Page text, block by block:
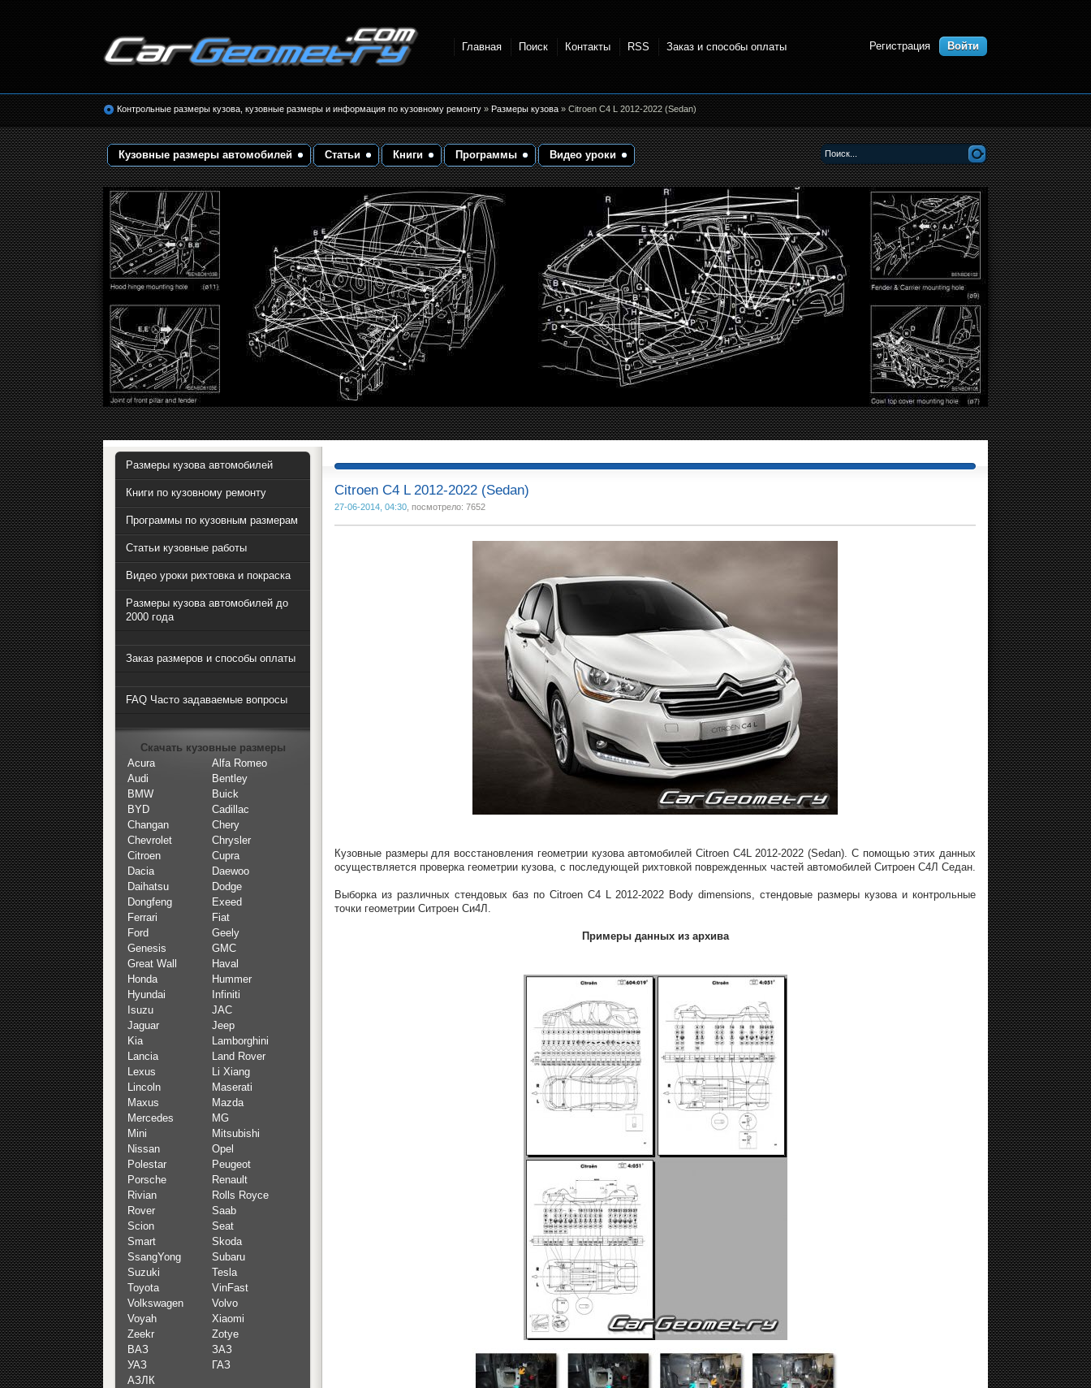
кузовные размеры. Геометрия кузова
Главная Поиск Контакты RSS Заказ и способы оплаты Регистрация Войти
Контрольные размеры кузова, кузовные размеры и информация по кузовному ремонту»Размеры кузова» Citroen C4 L 2012-2022 (Sedan)
Кузовные размеры автомобилей Статьи Книги Программы Видео уроки
Citroen C4 L 2012-2022 (Sedan)
27-06-2014, 04:30, посмотрело: 7652
Кузовные размеры для восстановления геометрии кузова автомобилей Citroen C4L 2012-2022 (Sedan). С помощью этих данных
осуществляется проверка геометрии кузова, с последующей рихтовкой поврежденных частей автомобилей Ситроен С4Л Седан.
Выборка из различных стендовых баз по Citroen C4 L 2012-2022 Body dimensions, стендовые размеры кузова и контрольные
точки геометрии Ситроен Си4Л.
Примеры данных из архива
Размеры кузова автомобилей
Книги по кузовному ремонту
Программы по кузовным размерам
Статьи кузовные работы
Видео уроки рихтовка и покраска
Размеры кузова автомобилей до
2000 года
Заказ размеров и способы оплаты
FAQ Часто задаваемые вопросы
Скачать кузовные размеры
Acura
Alfa Romeo
Audi
Bentley
BMW
Buick
BYD
Cadillac
Changan
Chery
Chevrolet
Chrysler
Citroen
Cupra
Dacia
Daewoo
Daihatsu
Dodge
Dongfeng
Exeed
Ferrari
Fiat
Ford
Geely
Genesis
GMC
Great Wall
Haval
Honda
Hummer
Hyundai
Infiniti
Isuzu
JAC
Jaguar
Jeep
Kia
Lamborghini
Lancia
Land Rover
Lexus
Li Xiang
Lincoln
Maserati
Maxus
Mazda
Mercedes
MG
Mini
Mitsubishi
Nissan
Opel
Polestar
Peugeot
Porsche
Renault
Rivian
Rolls Royce
Rover
Saab
Scion
Seat
Smart
Skoda
SsangYong
Subaru
Suzuki
Tesla
Toyota
VinFast
Volkswagen
Volvo
Voyah
Xiaomi
Zeekr
Zotye
ВАЗ
ЗАЗ
УАЗ
ГАЗ
АЗЛК